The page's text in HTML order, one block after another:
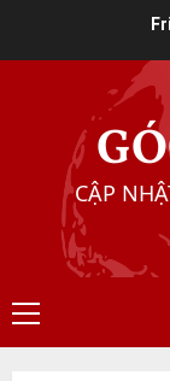
CẬP
Primary
Menu